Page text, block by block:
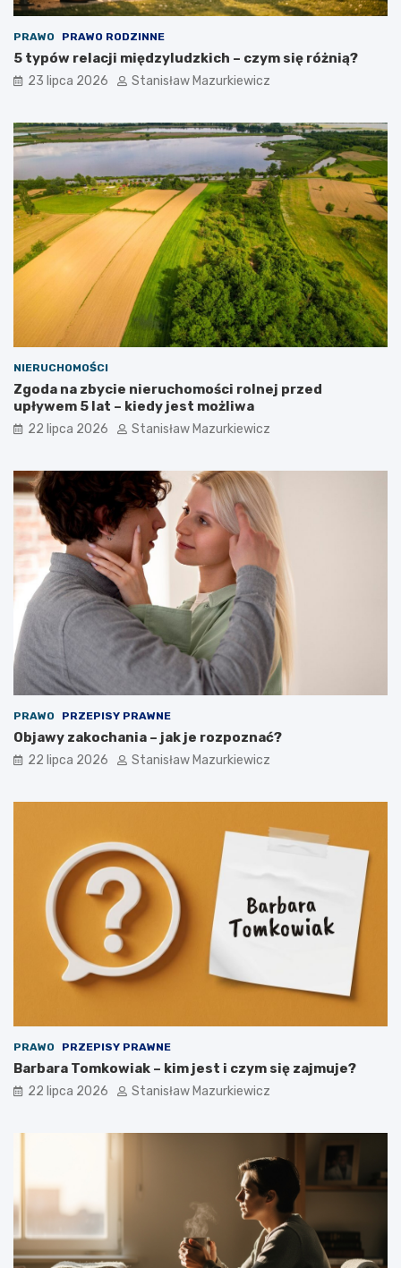
PRAWO PRAWO RODZINNE
5 typów relacji międzyludzkich – czym się różnią?
23 lipca 2026 Stanisław Mazurkiewicz
NIERUCHOMOŚCI
Zgoda na zbycie nieruchomości rolnej przed
upływem 5 lat – kiedy jest możliwa
22 lipca 2026 Stanisław Mazurkiewicz
PRAWO PRZEPISY PRAWNE
Objawy zakochania – jak je rozpoznać?
22 lipca 2026 Stanisław Mazurkiewicz
PRAWO PRZEPISY PRAWNE
Barbara Tomkowiak – kim jest i czym się zajmuje?
22 lipca 2026 Stanisław Mazurkiewicz